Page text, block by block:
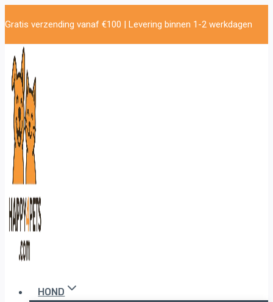
naar
inhoud
Gratis verzending vanaf €100 | Levering binnen 1-2 werkdagen
HOND